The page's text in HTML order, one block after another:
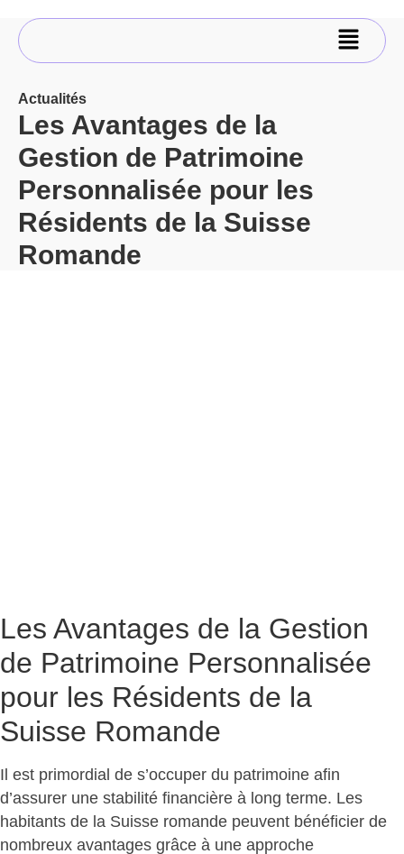
Actualités
Les Avantages de la
Gestion de Patrimoine
Personnalisée pour les
Résidents de la Suisse
Romande
Les Avantages de la Gestion
de Patrimoine Personnalisée
pour les Résidents de la
Suisse Romande
Il est primordial de s’occuper du patrimoine afin
d’assurer une stabilité financière à long terme. Les
habitants de la Suisse romande peuvent bénéficier de
nombreux avantages grâce à une approche